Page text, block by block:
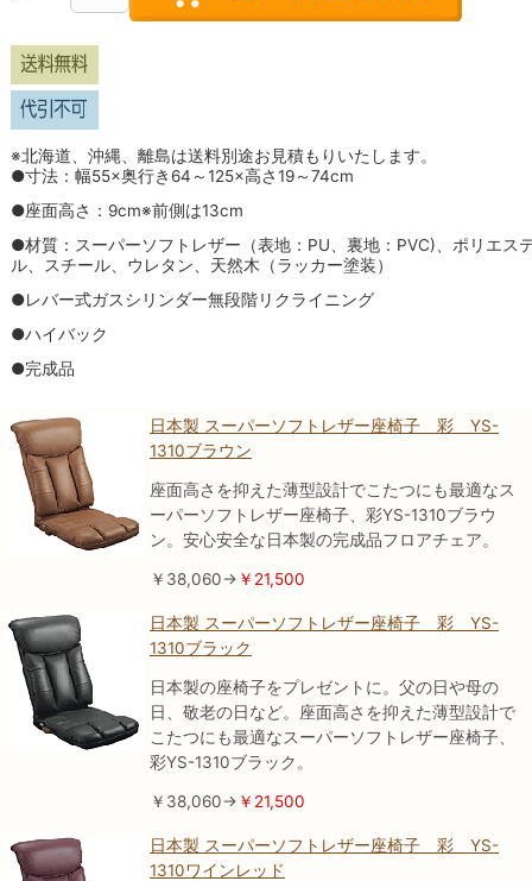
※北海道、沖縄、離島は送料別途お見積もりいたします。
●寸法：幅55×奥行き64～125×高さ19～74cm
●座面高さ：9cm※前側は13cm
●材質：スーパーソフトレザー（表地：PU、裏地：PVC)、ポリエス
ル、スチール、ウレタン、天然木（ラッカー塗装）
●レバー式ガスシリンダー無段階リクライニング
●ハイバック
●完成品
日本製 スーパーソフトレザー座椅子 彩 YS-
1310ブラウン
座面高さを抑えた薄型設計でこたつにも最適なス
ーパーソフトレザー座椅子、彩YS-1310ブラウ
ン。安心安全な日本製の完成品フロアチェア。
￥38,060→ ￥21,500
日本製 スーパーソフトレザー座椅子 彩 YS-
1310ブラック
日本製の座椅子をプレゼントに。父の日や母の
日、敬老の日など。座面高さを抑えた薄型設計で
こたつにも最適なスーパーソフトレザー座椅子、
彩YS-1310ブラック。
￥38,060→ ￥21,500
日本製 スーパーソフトレザー座椅子 彩 YS-
1310ワインレッド